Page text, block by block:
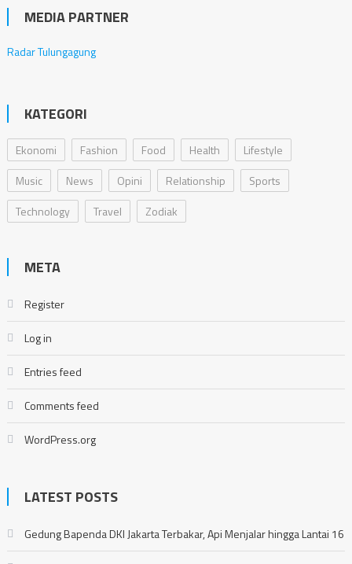
MEDIA PARTNER
Radar Tulungagung
KATEGORI
Ekonomi Fashion Food Health
Lifestyle
Music
News Opini Relationship
Sports
Technology
Travel Zodiak
META
Register
Log in
Entries feed
Comments feed
WordPress.org
LATEST POSTS
Gedung Bapenda DKI Jakarta Terbakar, Api Menjalar hingga Lantai 16